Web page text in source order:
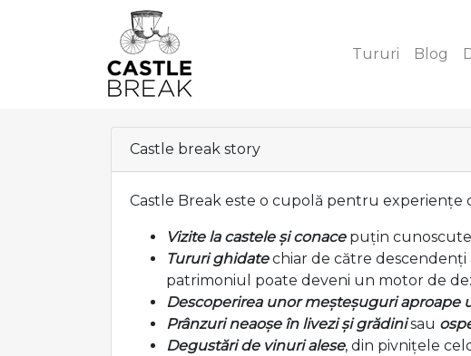
Tururi Blog
Castle break story
Castle Break este o cupolă pentru experiențe
Vizite la castele și conacepuțin
Tururi ghidatechiar de către descendenți
patrimoniul poate deveni un motor de
Descoperirea unor meșteșuguri aproape
Prânzuri neaoșe în livezi și grădinisau
Degustări de vinuri alese, din pivnițele